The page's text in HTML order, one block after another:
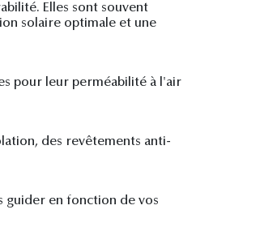
Elles sont souvent
solaire optimale et une
pour leur perméabilité à l'air
des revêtements anti-
guider en fonction de vos